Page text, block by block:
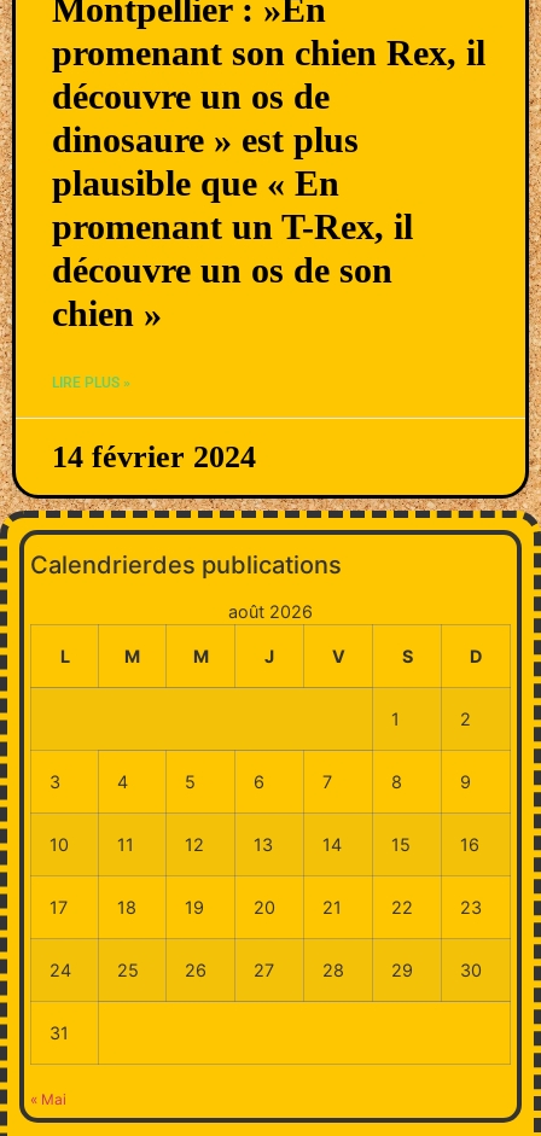
Montpellier : »En
promenant son chien Rex, il
découvre un os de
dinosaure » est plus
plausible que « En
promenant un T-Rex, il
découvre un os de son
chien »
LIRE PLUS »
14 février 2024
Calendrierdes publications
août 2026
L M M J V S D
1 2
3 4 5 6 7 8 9
10 11 12 13 14 15 16
17 18 19 20 21 22 23
24 25 26 27 28 29 30
31
« Mai